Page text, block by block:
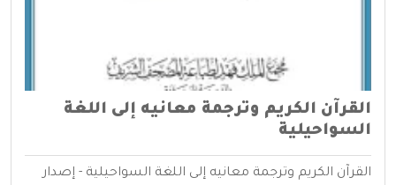
القرآن الكريم وترجمة معانيه إلى اللغة
السواحيلية
القرآن الكريم وترجمة معانيه إلى اللغة السواحيلية - إصدار